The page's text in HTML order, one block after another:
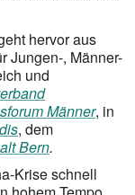
hervor aus
Jungen-, Männer-
und
Männer, in
, dem
Bern.
Krise schnell